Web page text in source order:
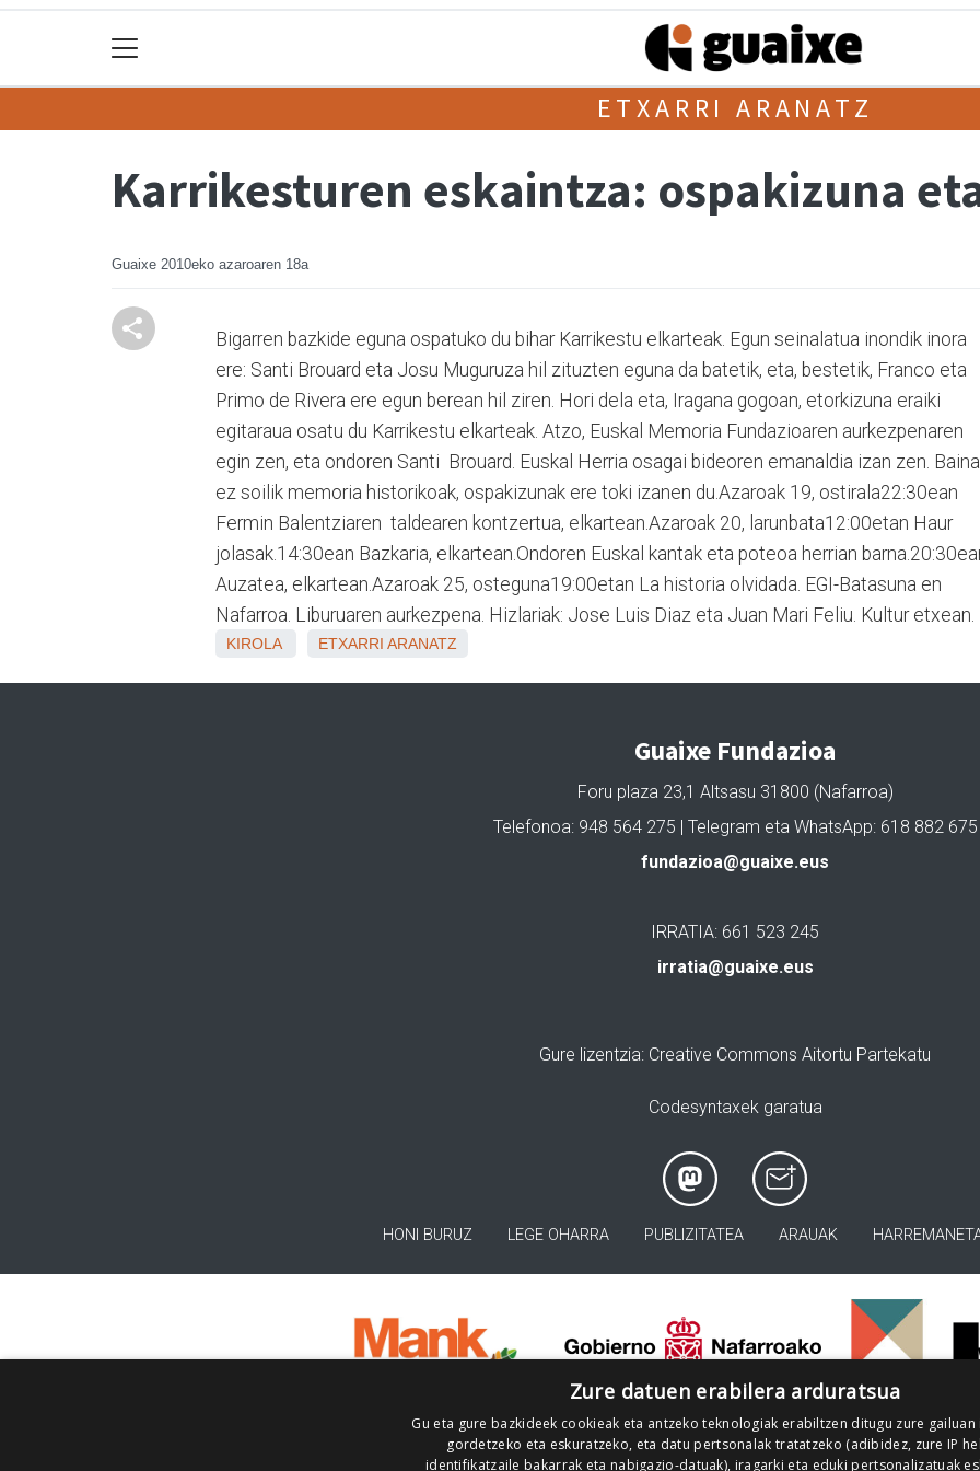
ETXARRI ARANATZ
Karrikesturen eskaintza: ospakizuna
Guaixe 2010eko azaroaren 18a
Bigarren bazkide eguna ospatuko du bihar Karrikestu elkarteak. Egun seinalatua inondik inora
ere: Santi Brouard eta Josu Muguruza hil zituzten eguna da batetik, eta, bestetik, Franco eta
Primo de Rivera ere egun berean hil ziren. Hori dela eta, Iragana gogoan, etorkizuna eraiki
egitaraua osatu du Karrikestu elkarteak. Atzo, Euskal Memoria Fundazioaren aurkezpenaren
egin zen, eta ondoren Santi Brouard. Euskal Herria osagai bideoren emanaldia izan zen. Baina
ez soilik memoria historikoak, ospakizunak ere toki izanen du.Azaroak 19, ostirala22:30ean
Fermin Balentziaren taldearen kontzertua, elkartean.Azaroak 20, larunbata12:00etan Haur
jolasak.14:30ean Bazkaria, elkartean.Ondoren Euskal kantak eta poteoa herrian
Auzatea, elkartean.Azaroak 25, osteguna19:00etan La historia olvidada. EGI-Batasuna en
Nafarroa. Liburuaren aurkezpena. Hizlariak: Jose Luis Diaz eta Juan Mari Feliu. Kultur etxean.
KIROLA ETXARRI ARANATZ
Guaixe Fundazioa
Foru plaza 23,1 Altsasu 31800 (Nafarroa)
Telefonoa: 948 564 275 | Telegram eta WhatsApp: 618 882 675
fundazioa@guaixe.eus
IRRATIA: 661 523 245
irratia@guaixe.eus
Gure lizentzia: Creative Commons Aitortu Partekatu
Codesyntaxek garatua
HONI BURUZ LEGE OHARRA PUBLIZITATEA ARAUAK
Zure datuen erabilera arduratsua
Gu eta gure bazkideek cookieak eta antzeko teknologiak erabiltzen ditugu zure
gordetzeko eta eskuratzeko, eta datu pertsonalak tratatzeko (adibidez, zure IP
identifikatzaile bakarrak eta nabigazio-datuak), iragarki eta eduki pertsonalizatuak